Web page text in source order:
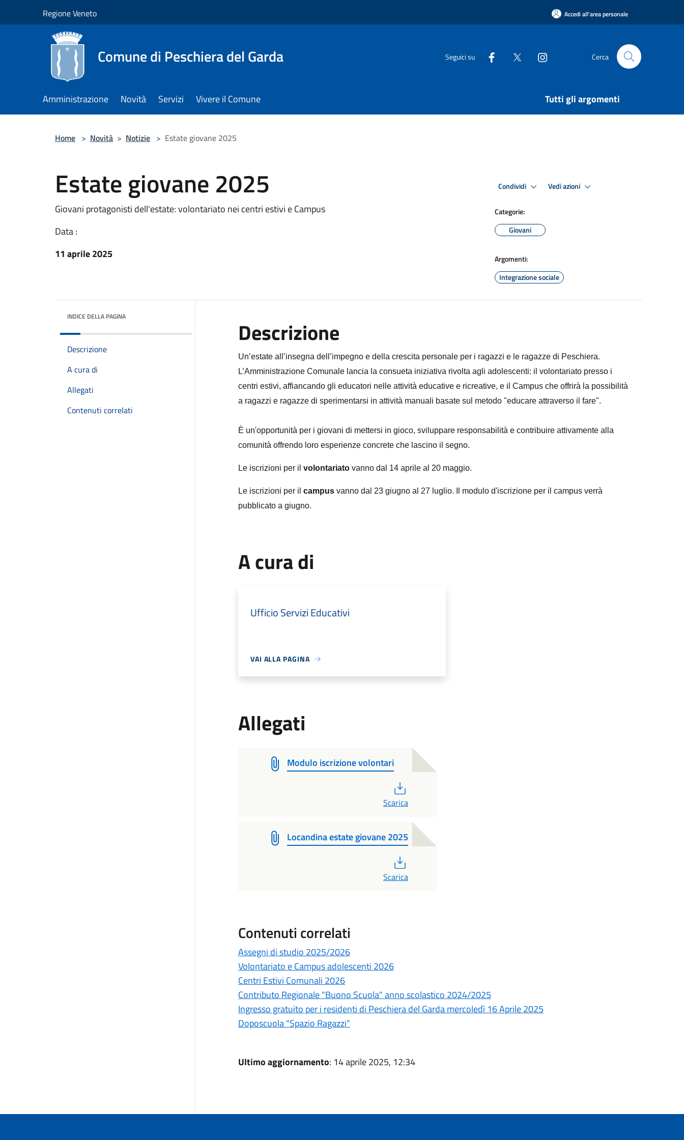
Regione Veneto Accedi all'area personale
Comune di Peschiera del Garda Seguici su Cerca
Amministrazione Novità Servizi Vivere il Comune Tutti gli argomenti
Home > Novità > Notizie > Estate giovane 2025
Estate giovane 2025
Giovani protagonisti dell'estate: volontariato nei centri estivi e Campus
Data :
11 aprile 2025
Condividi Vedi azioni
Categorie:
Giovani
Argomenti:
Integrazione sociale
INDICE DELLA PAGINA
Descrizione
A cura di
Allegati
Contenuti correlati
Descrizione
Un’estate all’insegna dell’impegno e della crescita personale per i ragazzi e le ragazze di Peschiera.
L’Amministrazione Comunale lancia la consueta iniziativa rivolta agli adolescenti: il volontariato presso i
centri estivi, affiancando gli educatori nelle attività educative e ricreative, e il Campus che offrirà la possibilità
a ragazzi e ragazze di sperimentarsi in attività manuali basate sul metodo "educare attraverso il fare".
È un'opportunità per i giovani di mettersi in gioco, sviluppare responsabilità e contribuire attivamente alla
comunità offrendo loro esperienze concrete che lascino il segno.
Le iscrizioni per il volontariato vanno dal 14 aprile al 20 maggio.
Le iscrizioni per il campus vanno dal 23 giugno al 27 luglio. Il modulo d'iscrizione per il campus verrà
pubblicato a giugno.
A cura di
Ufficio Servizi Educativi
VAI ALLA PAGINA
Allegati
Modulo iscrizione volontari
Scarica
Locandina estate giovane 2025
Scarica
Contenuti correlati
Assegni di studio 2025/2026
Volontariato e Campus adolescenti 2026
Centri Estivi Comunali 2026
Contributo Regionale "Buono Scuola" anno scolastico 2024/2025
Ingresso gratuito per i residenti di Peschiera del Garda mercoledì 16 Aprile 2025
Doposcuola "Spazio Ragazzi"
Ultimo aggiornamento: 14 aprile 2025, 12:34